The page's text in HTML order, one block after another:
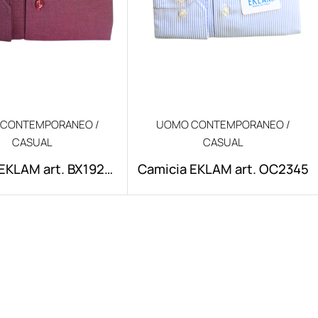
/
CASUAL
art. BX1920-
01
UOMO CONTEMPORANEO /
CASUAL
Camicia EKLAM art. OC2345